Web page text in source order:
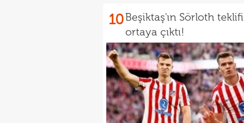
10Beşiktaş'ın Sörloth teklifi
ortaya çıktı!